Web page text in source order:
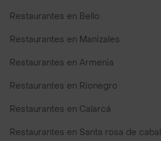
Restaurantes en Bello
Restaurantes en Manizales
Restaurantes en Armenia
Restaurantes en Rionegro
Restaurantes en Calarcá
Restaurantes en Santa rosa de cabal